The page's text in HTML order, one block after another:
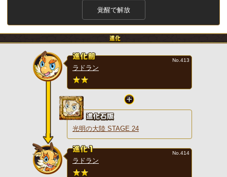
覚醒で解放
ラドラン
No.413
光明の大陸 STAGE 24
ラドラン
No.414